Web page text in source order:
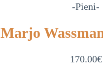
-Pieni-
Marjo
170.00€